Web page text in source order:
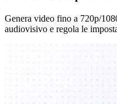
Genera video fino a 720p/
audiovisivo e regola le